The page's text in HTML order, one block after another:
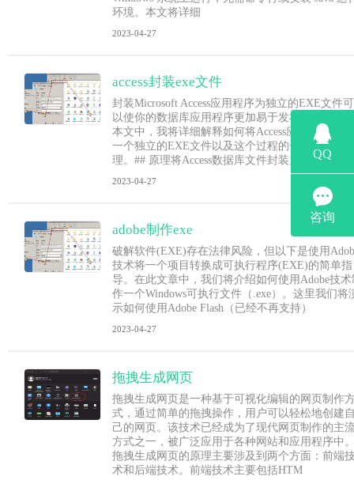
环境。本文将详细
2023-04-27
access封装exe文件
封装Microsoft Access应用程序为独立的EXE文件可
以使你的数据库应用程序更加易于发布和分享。
本文中，我将详细解释如何将Access应用程序打
一个独立的EXE文件以及这个过程的一些基本原
理。## 原理将Access数据库文件封装为EXE文
2023-04-27
adobe制作exe
破解软件(EXE)存在法律风险，但以下是使用
技术将一个项目转换成可执行程序(EXE)的简单指
导。在此文章中，我们将介绍如何使用Adobe技术
作一个Windows可执行文件（.exe）。这里我们将
示如何使用Adobe Flash（已经不再支持）
2023-04-27
拖拽生成网页
拖拽生成网页是一种基于可视化编辑的网页制作
式，通过简单的拖拽操作，用户可以轻松地创建
己的网页。该技术已经成为了现代网页制作的主
方式之一，被广泛应用于各种网站和应用程序中
拖拽生成网页的原理主要涉及到两个方面：前端
术和后端技术。前端技术主要包括HTM